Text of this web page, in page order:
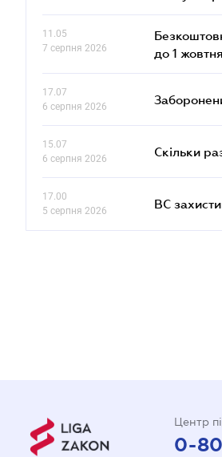
11.05
7 серпня 2026
до 1
17.07
6 серпня 2026
15.07
6 серпня 2026
Скільки
17.00
5 серпня 2026
ВС
Центр
0-